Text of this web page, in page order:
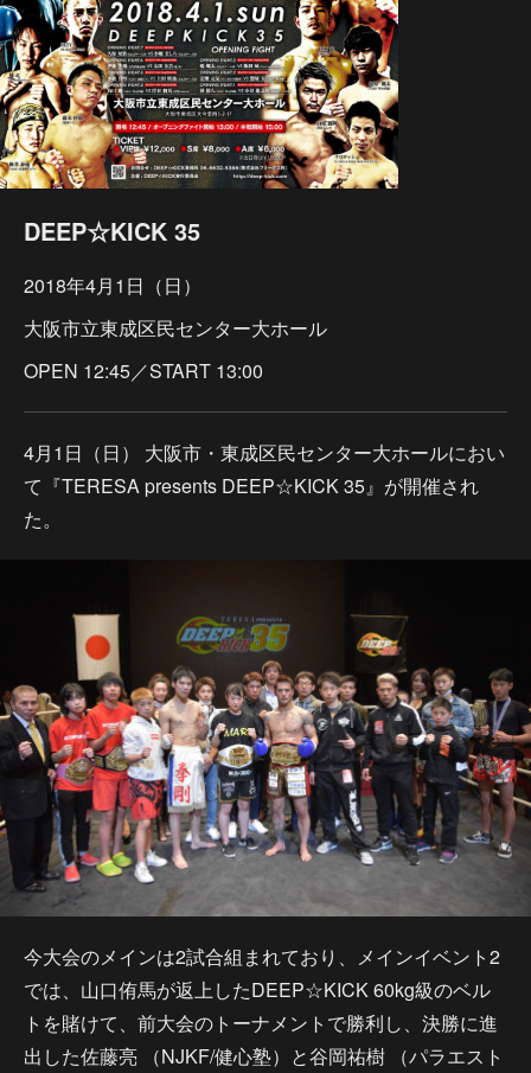
DEEP☆KICK 35
2018年4月1日（日）
大阪市立東成区民センター大ホール
OPEN 12:45／START 13:00
4月1日（日） 大阪市・東成区民センター大ホールにおい
て『TERESA presents DEEP☆KICK 35』が開催され
た。
今大会のメインは2試合組まれており、メインイベント2
では、山口侑馬が返上したDEEP☆KICK 60kg級のベル
トを賭けて、前大会のトーナメントで勝利し、決勝に進
出した佐藤亮 （NJKF/健心塾）と谷岡祐樹 （パラエスト